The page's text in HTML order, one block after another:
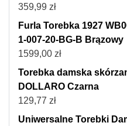
359,99 zł
Furla Torebka 1927
1-007-20-BG-B Brązowy
1599,00 zł
Torebka damska
DOLLARO Czarna
129,77 zł
Uniwersalne Torebki